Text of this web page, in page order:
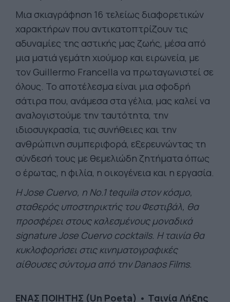
Μια σκιαγράφηση 16 τελείως διαφορετικών
χαρακτήρων που αντικατοπτρίζουν τις
αδυναμίες της αστικής μας ζωής, μέσα από
μια ματιά γεμάτη χιούμορ και ειρωνεία, με
τον Guillermo Francella να πρωταγωνιστεί σε
όλους. Το αποτέλεσμα είναι μια σφοδρή
σάτιρα που, ανάμεσα στα γέλια, μας καλεί να
αναλογιστούμε την ταυτότητα, την
ιδιοσυγκρασία, τις συνήθειες και την
ανθρώπινη συμπεριφορά, εξερευνώντας τη
σύνδεσή τους με θεμελιώδη ζητήματα όπως
ο έρωτας, η φιλία, η οικογένεια και η εργασία.
H Jose Cuervo, η Νο.1 tequila στον κόσμο,
σταθερός υποστηρικτής του Φεστιβάλ, θα
προσφέρει στους καλεσμένους μοναδικά
signature Jose Cuervo cocktails. Η ταινία θα
κυκλοφορήσει στις κινηματογραφικές
αίθουσες σύντομα από την Danaos Films.
ΕΝΑΣ ΠΟΙΗΤΗΣ (Un Poeta) • Ταινία Λήξης